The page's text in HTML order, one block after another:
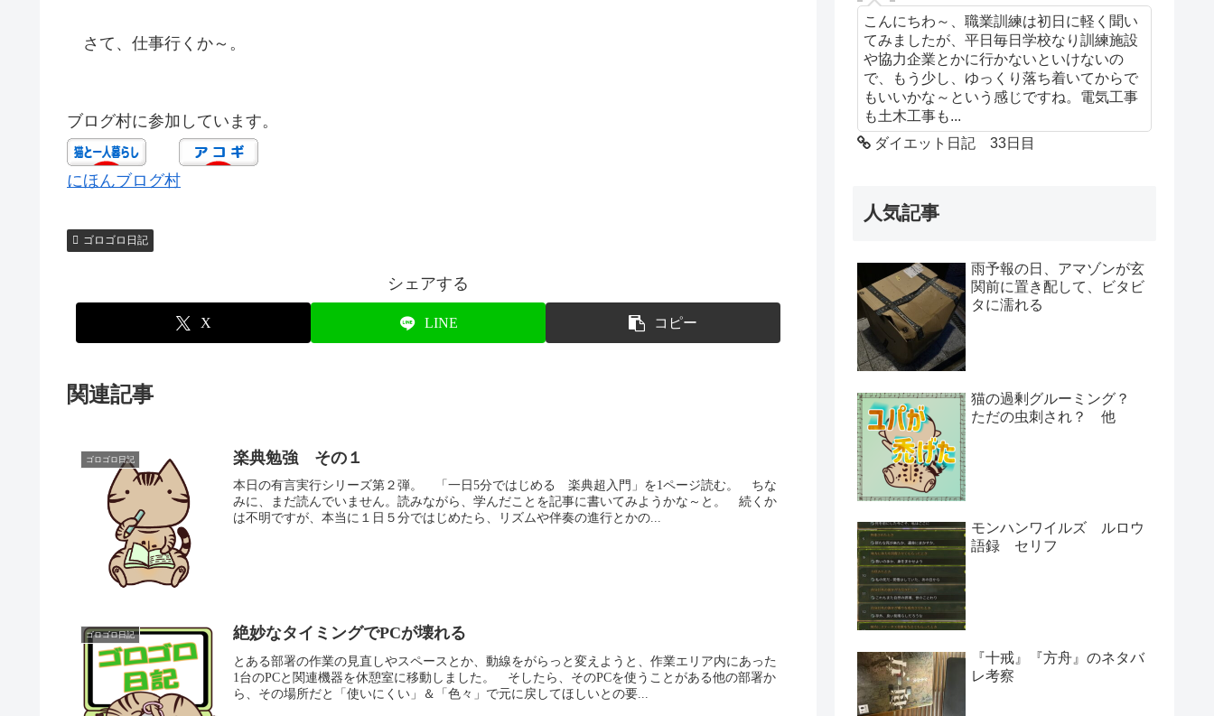
さて、仕事行くか～。
ブログ村に参加しています。
にほんブログ村
ゴロゴロ日記
シェアする
X LINE コピー
関連記事
ゴロゴロ日記 楽典勉強 その１
本日の有言実行シリーズ第２弾。 「一日5分ではじめる 楽典超入門」を1ページ読む。 ちな
みに、まだ読んでいません。読みながら、学んだことを記事に書いてみようかな～と。 続くか
は不明ですが、本当に１日５分ではじめたら、リズムや伴奏の進行とかの...
ゴロゴロ日記 絶妙なタイミングでPCが壊れる
とある部署の作業の見直しやスペースとか、動線をがらっと変えようと、作業エリア内にあった
1台のPCと関連機器を休憩室に移動しました。 そしたら、そのPCを使うことがある他の部署か
ら、その場所だと「使いにくい」＆「色々」で元に戻してほしいとの要...
こんにちわ～、職業訓練は初日に軽く聞い
てみましたが、平日毎日学校なり訓練施設
や協力企業とかに行かないといけないの
で、もう少し、ゆっくり落ち着いてからで
もいいかな～という感じですね。電気工事
も土木工事も...
ダイエット日記 33日目
人気記事
雨予報の日、アマゾンが玄
関前に置き配して、ビタビ
タに濡れる
猫の過剰グルーミング？
ただの虫刺され？ 他
モンハンワイルズ ルロウ
語録 セリフ
『十戒』『方舟』のネタバ
レ考察